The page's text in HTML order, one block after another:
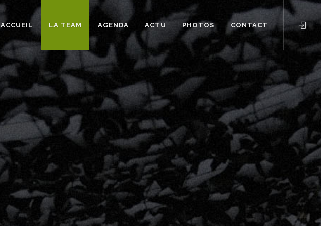
ACCUEIL LA TEAM AGENDA ACTU PHOTOS CONTACT